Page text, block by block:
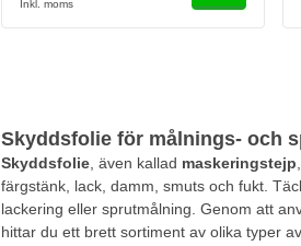
Skyddsfolie för målnings- och
Skyddsfolie, även kallad maskeringstejp
färgstänk, lack, damm, smuts och fukt.
lackering eller sprutmålning. Genom att
hittar du ett brett sortiment av olika typer